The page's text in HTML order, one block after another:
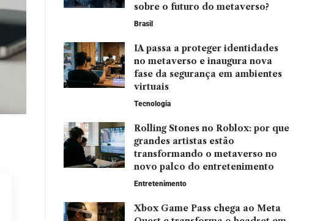
sobre o futuro do metaverso?
Brasil
IA passa a proteger identidades
no metaverso e inaugura nova
fase da segurança em ambientes
virtuais
Tecnologia
Rolling Stones no Roblox: por que
grandes artistas estão
transformando o metaverso no
novo palco do entretenimento
Entretenimento
Xbox Game Pass chega ao Meta